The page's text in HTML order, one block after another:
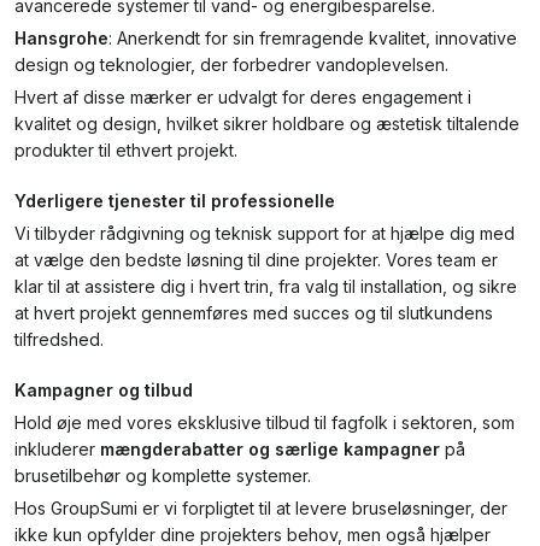
avancerede systemer til vand- og energibesparelse.
Hansgrohe: Anerkendt for sin fremragende kvalitet, innovative
design og teknologier, der forbedrer vandoplevelsen.
Hvert af disse mærker er udvalgt for deres engagement i
kvalitet og design, hvilket sikrer holdbare og æstetisk tiltalende
produkter til ethvert projekt.
Yderligere tjenester til professionelle
Vi tilbyder rådgivning og teknisk support for at hjælpe dig med
at vælge den bedste løsning til dine projekter. Vores team er
klar til at assistere dig i hvert trin, fra valg til installation, og sikre
at hvert projekt gennemføres med succes og til slutkundens
tilfredshed.
Kampagner og tilbud
Hold øje med vores eksklusive tilbud til fagfolk i sektoren, som
inkluderer mængderabatter og særlige kampagner på
brusetilbehør og komplette systemer.
Hos GroupSumi er vi forpligtet til at levere bruseløsninger, der
ikke kun opfylder dine projekters behov, men også hjælper